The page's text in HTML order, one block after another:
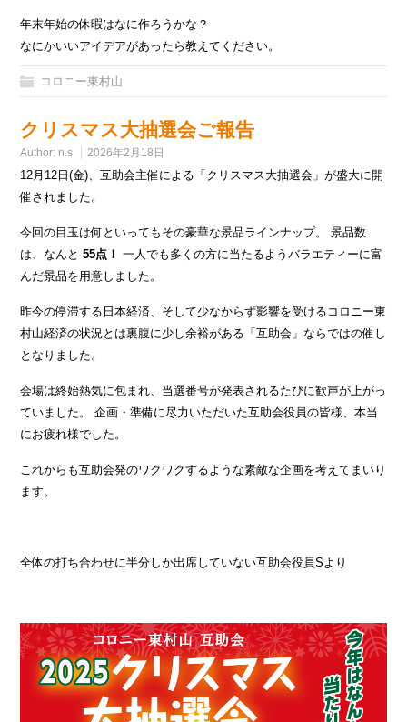
年末年始の休暇はなに作ろうかな？
なにかいいアイデアがあったら教えてください。
コロニー東村山
クリスマス大抽選会ご報告
Author: n.s 2026年2月18日
12月12日(金)、互助会主催による「クリスマス大抽選会」が盛大に開
催されました。
今回の目玉は何といってもその豪華な景品ラインナップ。 景品数
は、なんと55点！ 一人でも多くの方に当たるようバラエティーに富
んだ景品を用意しました。
昨今の停滞する日本経済、そして少なからず影響を受けるコロニー東
村山経済の状況とは裏腹に少し余裕がある「互助会」ならではの催し
となりました。
会場は終始熱気に包まれ、当選番号が発表されるたびに歓声が上がっ
ていました。 企画・準備に尽力いただいた互助会役員の皆様、本当
にお疲れ様でした。
これからも互助会発のワクワクするような素敵な企画を考えてまいり
ます。
全体の打ち合わせに半分しか出席していない互助会役員Sより